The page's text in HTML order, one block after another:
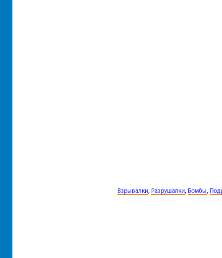
Взрывалки, Разрушалки, Бомбы,